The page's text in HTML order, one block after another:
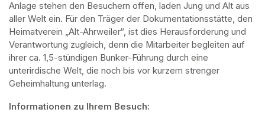
Anlage stehen den Besuchern offen, laden Jung und Alt aus
aller Welt ein. Für den Träger der Dokumentationsstätte, den
Heimatverein „Alt-Ahrweiler“, ist dies Herausforderung und
Verantwortung zugleich, denn die Mitarbeiter begleiten auf
ihrer ca. 1,5-stündigen Bunker-Führung durch eine
unterirdische Welt, die noch bis vor kurzem strenger
Geheimhaltung unterlag.
Informationen zu Ihrem Besuch: